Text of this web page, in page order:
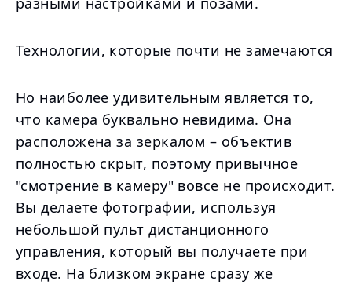
Технологии, которые почти не замечаются
Но наиболее удивительным является то,
что камера буквально невидима. Она
расположена за зеркалом – объектив
полностью скрыт, поэтому привычное
"смотрение в камеру" вовсе не происходит.
Вы делаете фотографии, используя
небольшой пульт дистанционного
управления, который вы получаете при
входе. На близком экране сразу же